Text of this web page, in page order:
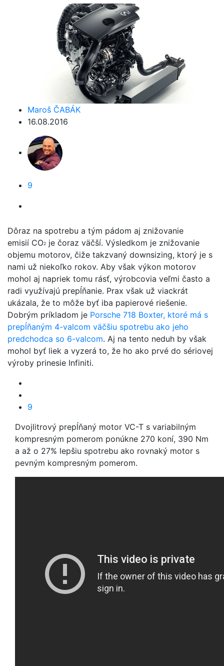
Maroš ČABÁK
16.08.2016
9
Dôraz na spotrebu a tým pádom aj znižovanie
emisií CO2 je čoraz väčší. Výsledkom je znižovanie
objemu motorov, čiže takzvaný downsizing, ktorý je s
nami už niekoľko rokov. Aby však výkon motorov
mohol aj napriek tomu rásť, výrobcovia veľmi často a
radi využívajú prepĺňanie. Prax však už viackrát
ukázala, že to môže byť iba papierové riešenie.
Dobrým príkladom je Porsche 718 Boxter, ktoré má s
prepĺňaným 4-valcom väčšiu spotrebu ako jeho
predchodca so 6-valcom. Aj na tento neduh by však
mohol byť liek a vyzerá to, že ho ako prvé do sériovej
výroby prinesie Infiniti.
9
Dvojlitrový prepĺňaný motor VC-T s variabilným
kompresným pomerom ponúkne 270 koní, 390 Nm
a až o 27% lepšiu spotrebu ako rovnaký motor s
pevným kompresným pomerom.